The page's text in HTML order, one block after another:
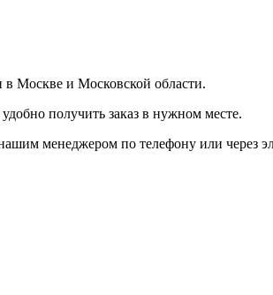
Москве и Московской области.
получить заказ в нужном месте.
менеджером по телефону или через